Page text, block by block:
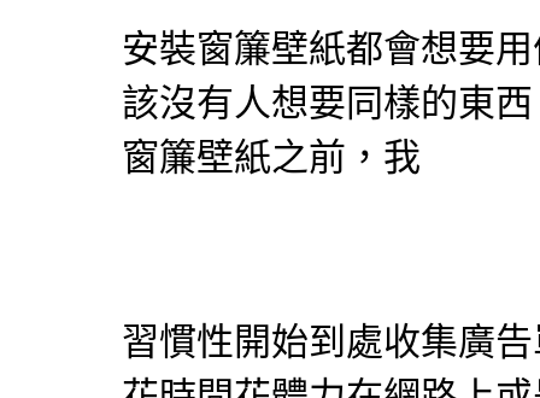
安裝窗簾壁紙都會想要
該沒有人想要同樣的東
窗簾壁紙之前，我
習慣性開始到處收集廣